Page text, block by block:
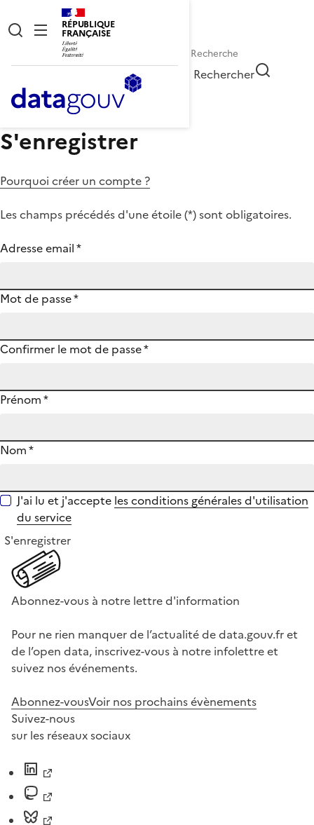
RÉPUBLIQUE
FRANÇAISE
Rechercher
S'enregistrer
Pourquoi créer un compte ?
Les champs précédés d'une étoile (*) sont obligatoires.
Adresse email*
Mot de passe*
Confirmer le mot de passe*
Prénom*
Nom*
J'ai lu et j'accepte les conditions générales d'utilisation
du service
S'enregistrer
Abonnez-vous à notre lettre d'information
Pour ne rien manquer de l’actualité de data.gouv.fr et
de l’open data, inscrivez-vous à notre infolettre et
suivez nos événements.
Abonnez-vousVoir nos prochains évènements
Suivez-nous
sur les réseaux sociaux